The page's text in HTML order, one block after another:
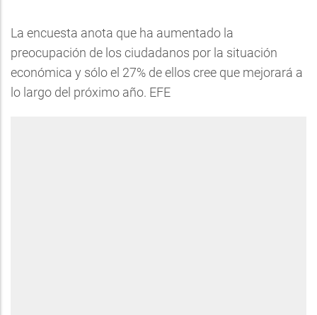
La encuesta anota que ha aumentado la
preocupación de los ciudadanos por la situación
económica y sólo el 27% de ellos cree que mejorará a
lo largo del próximo año. EFE